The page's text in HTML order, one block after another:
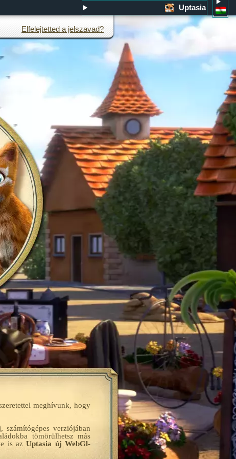
Uptasia
Elfelejtetted a jelszavad?
meghívunk, hogy
számítógépes verziójában
tömörülhetsz más
te is azUptasia új WebGl-